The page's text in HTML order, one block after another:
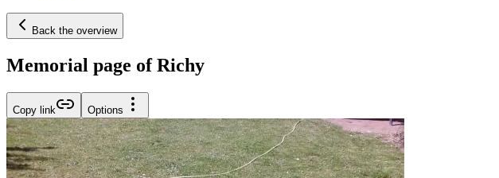
Back the overview
Memorial page of Richy
Copy link Options